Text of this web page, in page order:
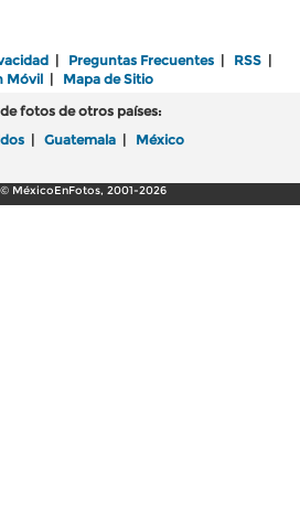
| Preguntas Frecuentes | RSS |
Móvil| Mapa de Sitio
fotos de otros países:
| Guatemala | México
MéxicoEnFotos, 2001-2026